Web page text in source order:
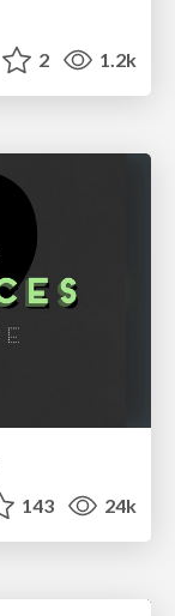
2 1.2k
143 24k